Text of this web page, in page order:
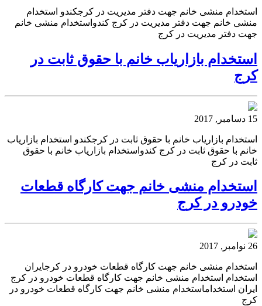
استخدام منشی خانم جهت دفتر مدیریت در کرجکندو استخدام
منشی خانم جهت دفتر مدیریت در کرج کندواستخدام منشی خانم
جهت دفتر مدیریت در کرج
استخدام بازاریاب خانم با حقوق ثابت در
کرج
15 دسامبر, 2017
استخدام بازاریاب خانم با حقوق ثابت در کرجکندو استخدام بازاریاب
خانم با حقوق ثابت در کرج کندواستخدام بازاریاب خانم با حقوق
ثابت در کرج
استخدام منشی خانم جهت کارگاه قطعات
خودرو در کرج
26 نوامبر, 2017
استخدام منشی خانم جهت کارگاه قطعات خودرو در کرجایران
استخدام استخدام منشی خانم جهت کارگاه قطعات خودرو در کرج
ایران استخداماستخدام منشی خانم جهت کارگاه قطعات خودرو در
کرج